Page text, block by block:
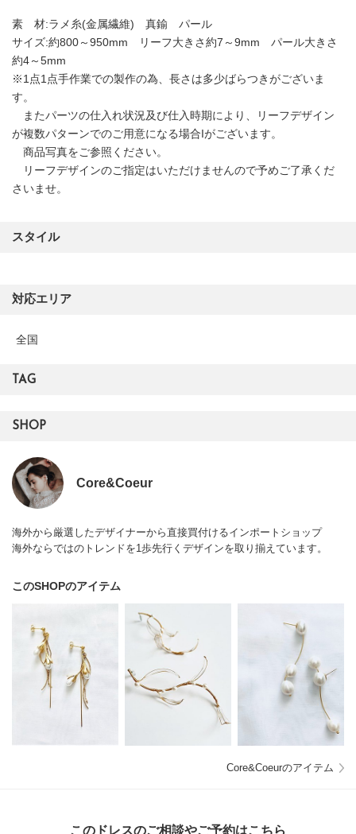
素 材:ラメ糸(金属繊維) 真鍮 パール
サイズ:約800～950mm リーフ大きさ約7～9mm パール大きさ
約4～5mm
※1点1点手作業での製作の為、長さは多少ばらつきがございま
す。
またパーツの仕入れ状況及び仕入時期により、リーフデザイン
が複数パターンでのご用意になる場合Iがございます。
商品写真をご参照ください。
リーフデザインのご指定はいただけませんので予めご了承くだ
さいませ。
スタイル
対応エリア
全国
TAG
SHOP
Core&Coeur
海外から厳選したデザイナーから直接買付けるインポートショップ
海外ならではのトレンドを1歩先行くデザインを取り揃えています。
このSHOPのアイテム
Core&Coeurのアイテム
このドレスのご相談やご予約はこちら